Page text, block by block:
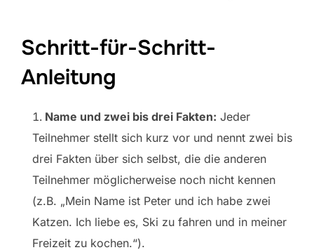
Schritt-für-Schritt-
Anleitung
Name und zwei bis drei Fakten: Jeder
Teilnehmer stellt sich kurz vor und nennt zwei bis
drei Fakten über sich selbst, die die anderen
Teilnehmer möglicherweise noch nicht kennen
(z.B. „Mein Name ist Peter und ich habe zwei
Katzen. Ich liebe es, Ski zu fahren und in meiner
Freizeit zu kochen.“).